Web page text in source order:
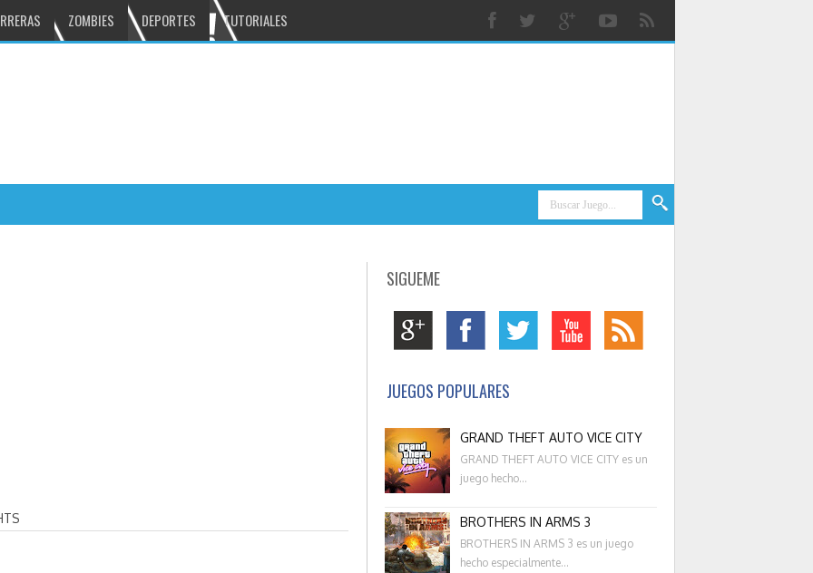
ZOMBIES DEPORTES TUTORIALES
SIGUEME
JUEGOS POPULARES
GRAND THEFT AUTO VICE CITY
GRAND THEFT AUTO VICE CITY es un
juego hecho...
BROTHERS IN ARMS 3
BROTHERS IN ARMS 3 es un juego
hecho especialmente...